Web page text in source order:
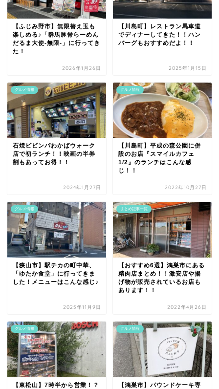
【ふじみ野市】無限替え玉も
楽しめる♪「群馬豚骨らーめん
だるま大使-無限-」に行ってき
た！
2026年1月26日
【川島町】レストラン馬車道
でディナーしてきた！！ハン
バーグもおすすめだよ！！
2025年1月15日
グルメ情報
石焼ビビンパわかばウォーク
店で初ランチ！！映画の半券
割もあってお得！！
2024年1月27日
グルメ情報
【川島町】平成の森公園に併
設のお店『スマイルカフェ
1/2』のランチはこんな感
じ！！
2022年10月27日
グルメ情報
【狭山市】駅チカの町中華、
「ゆたか食堂」に行ってきま
した！メニューはこんな感じ♪
2025年11月9日
まとめ記事一覧
【おすすめ6選】鴻巣市にある
精肉店まとめ！！激安店や揚
げ物が販売されているお店も
あります！！
2022年4月26日
グルメ情報
【東松山】7時半から営業！？
グルメ情報
【鴻巣市】パウンドケーキ専